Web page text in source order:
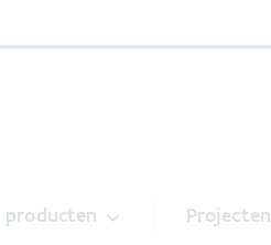
producten Projecten